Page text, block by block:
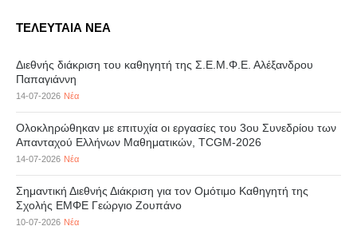
ΤΕΛΕΥΤΑΙΑ ΝΕΑ
Διεθνής διάκριση του καθηγητή της Σ.Ε.Μ.Φ.Ε. Αλέξανδρου
Παπαγιάννη
14-07-2026 Νέα
Ολοκληρώθηκαν με επιτυχία οι εργασίες του 3ου Συνεδρίου των
Απανταχού Ελλήνων Μαθηματικών, TCGM-2026
14-07-2026 Νέα
Σημαντική Διεθνής Διάκριση για τον Ομότιμο Καθηγητή της
Σχολής ΕΜΦΕ Γεώργιο Ζουπάνο
10-07-2026 Νέα